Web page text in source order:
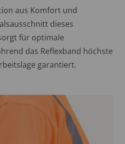
aus Komfort und
dieses
für optimale
das Reflexband höchste
garantiert.